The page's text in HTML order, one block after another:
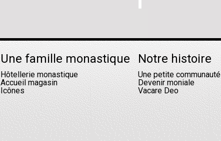
Une famille monastique
Hôtellerie monastique
Accueil magasin
Icônes
Notre histoire
Une petite communauté
Devenir moniale
Vacare Deo